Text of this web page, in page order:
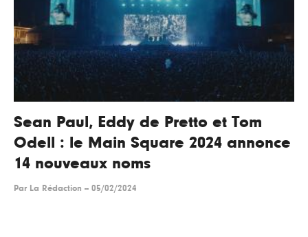
Sean Paul, Eddy de Pretto et Tom
Odell : le Main Square 2024 annonce
14 nouveaux noms
Par La Rédaction -- 05/02/2024